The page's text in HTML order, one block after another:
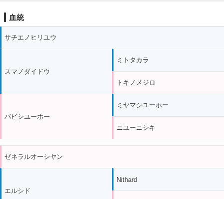
血統
サチエノヒリユウ
スマノダイドウ
バビシユーホー
ミトタカラ
トキノメジロ
ミヤマシユーホー
ニユーニシキ
ゼネラルオーシヤン
エルシド
Nithard